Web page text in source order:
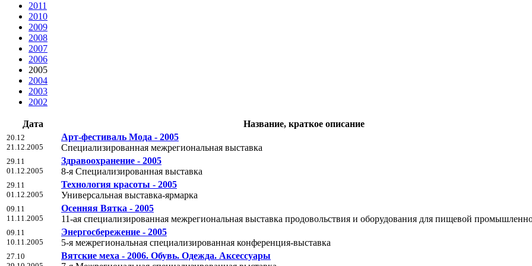
2011
2010
2009
2008
2007
2006
2005
2004
2003
2002
Дата Название, краткое описание
20.12
21.12.2005
Арт-фестиваль Мода - 2005
Специализированная межрегиональная выставка
29.11
01.12.2005
Здравоохранение - 2005
8-я Специализированная выставка
29.11
01.12.2005
Технология красоты - 2005
Универсальная выставка-ярмарка
09.11
11.11.2005
Осенняя Вятка - 2005
11-ая специализированная межрегиональная выставка продовольствия и оборудования для пищевой
09.11
10.11.2005
Энергосбережение - 2005
5-я межрегиональная специализированная конференция-выставка
27.10
Вятские меха - 2006. Обувь. Одежда. Аксессуары